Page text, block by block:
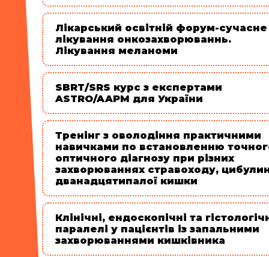
Лікарський освітній форум-сучасне
лікування онкозахворюваннь.
Лікування меланоми
SBRT/SRS курс з експертами
ASTRO/AAPM для України
Тренінг з оволодіння практичними
навичками по встановленню
оптичного діагнозу при різних
захворюваннях стравоходу,
дванадцятипалої кишки
Клінічні, ендоскопічні та
паралелі у пацієнтів із запальними
захворюваннями кишківника